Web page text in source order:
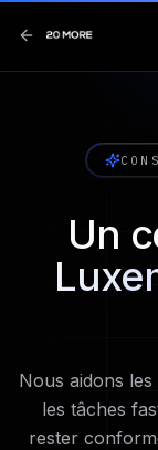
Un
Nous aidons
les tâches
rester